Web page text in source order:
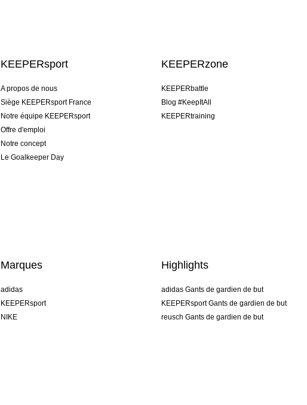
KEEPERsport
A propos de nous
Siège KEEPERsport France
Notre équipe KEEPERsport
Offre d'emploi
Notre concept
Le Goalkeeper Day
KEEPERzone
KEEPERbattle
Blog #KeepItAll
KEEPERtraining
Marques
adidas
KEEPERsport
NIKE
Highlights
adidas Gants de gardien de but
KEEPERsport Gants de gardien de but
reusch Gants de gardien de but